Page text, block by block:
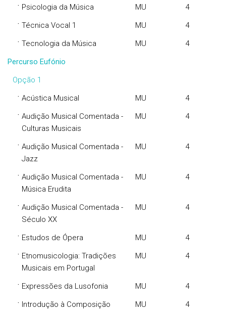
· Psicologia da Música MU 4
· Técnica Vocal 1 MU 4
· Tecnologia da Música MU
4
Percurso Eufónio
Opção 1
· Acústica Musical MU 4
· Audição Musical Comentada -
Culturas Musicais
MU 4
· Audição Musical Comentada -
Jazz
MU 4
· Audição Musical Comentada -
Música Erudita
MU 4
· Audição Musical Comentada -
Século XX
MU 4
· Estudos de Ópera MU 4
· Etnomusicologia: Tradições
Musicais em Portugal
MU 4
· Expressões da Lusofonia MU 4
· Introdução à Composição MU 4